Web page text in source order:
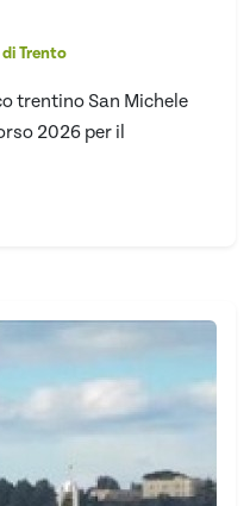
di Trento
trentino San Michele
2026 per il